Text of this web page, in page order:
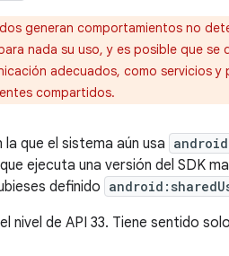
generan comportamientos no
nada su uso, y es posible que se
adecuados, como servicios
compartidos.
que el sistema aún usa
ejecuta una versión del SDK
definido
nivel de API 33. Tiene sentido